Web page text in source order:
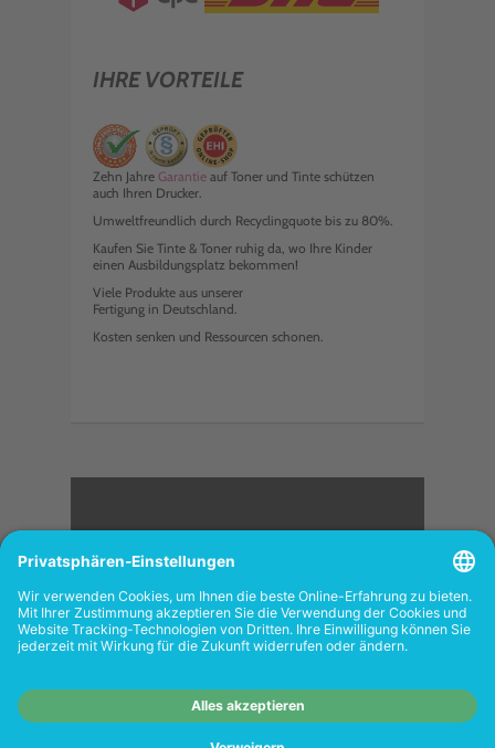
IHRE VORTEILE
Zehn Jahre Garantie auf Toner und Tinte schützen
auch Ihren Drucker.
Umweltfreundlich durch Recyclingquote bis zu 80%.
Kaufen Sie Tinte & Toner ruhig da, wo Ihre Kinder
einen Ausbildungsplatz bekommen!
Viele Produkte aus unserer
Fertigung in Deutschland.
Kosten senken und Ressourcen schonen.
<
FOLGEN SIE UNS